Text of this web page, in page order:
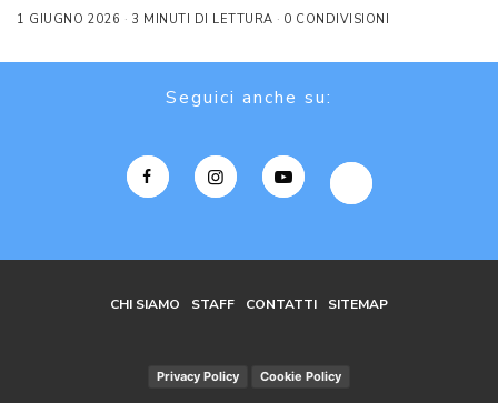
1 GIUGNO 2026 3 MINUTI DI LETTURA 0 CONDIVISIONI
Seguici anche su:
CHI SIAMO STAFF CONTATTI SITEMAP
Privacy Policy Cookie Policy